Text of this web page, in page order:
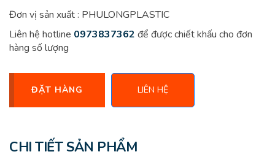
Đơn vị sản xuất : PHULONGPLASTIC
Liên hệ hotline 0973837362 để được chiết khấu cho đơn
hàng số lượng
ĐẶT HÀNG LIÊN HỆ
CHI TIẾT SẢN PHẨM